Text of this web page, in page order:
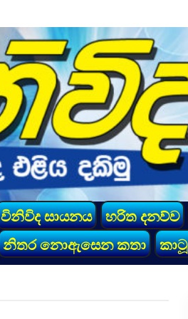
විනිවිද සායනය හරිත දනව්ව
නිතර නොඇසෙන කතා